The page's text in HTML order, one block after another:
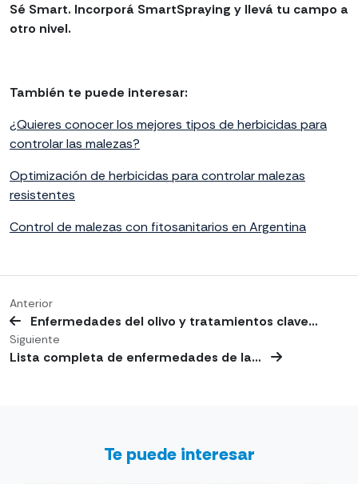
Sé Smart. Incorporá SmartSpraying y llevá tu campo a
otro nivel.
También te puede interesar:
¿Quieres conocer los mejores tipos de herbicidas para
controlar las malezas?
Optimización de herbicidas para controlar malezas
resistentes
Control de malezas con fitosanitarios en Argentina
Anterior
Enfermedades del olivo y tratamientos clave…
Siguiente
Lista completa de enfermedades de la…
Te puede interesar